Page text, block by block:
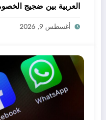
العربية بين ضجيج
أغسطس 9, 2026